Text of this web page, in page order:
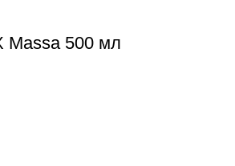
Massa 500 мл